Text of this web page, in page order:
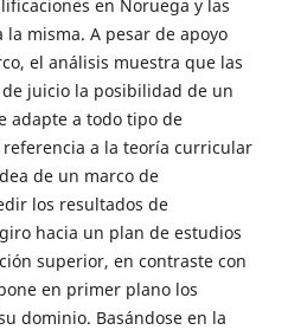
en Noruega y las
misma. A pesar de apoyo
el análisis muestra que las
juicio la posibilidad de un
adapte a todo tipo de
a la teoría curricular
de un marco de
los resultados de
hacia un plan de estudios
superior, en contraste con
en primer plano los
dominio. Basándose en la